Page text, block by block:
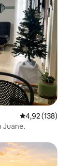
Priemerné
4,92 (138)
Juane.